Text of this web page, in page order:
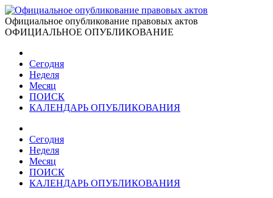
Официальное опубликование правовых актов
ОФИЦИАЛЬНОЕ ОПУБЛИКОВАНИЕ
Сегодня
Неделя
Месяц
ПОИСК
КАЛЕНДАРЬ ОПУБЛИКОВАНИЯ
Сегодня
Неделя
Месяц
ПОИСК
КАЛЕНДАРЬ ОПУБЛИКОВАНИЯ